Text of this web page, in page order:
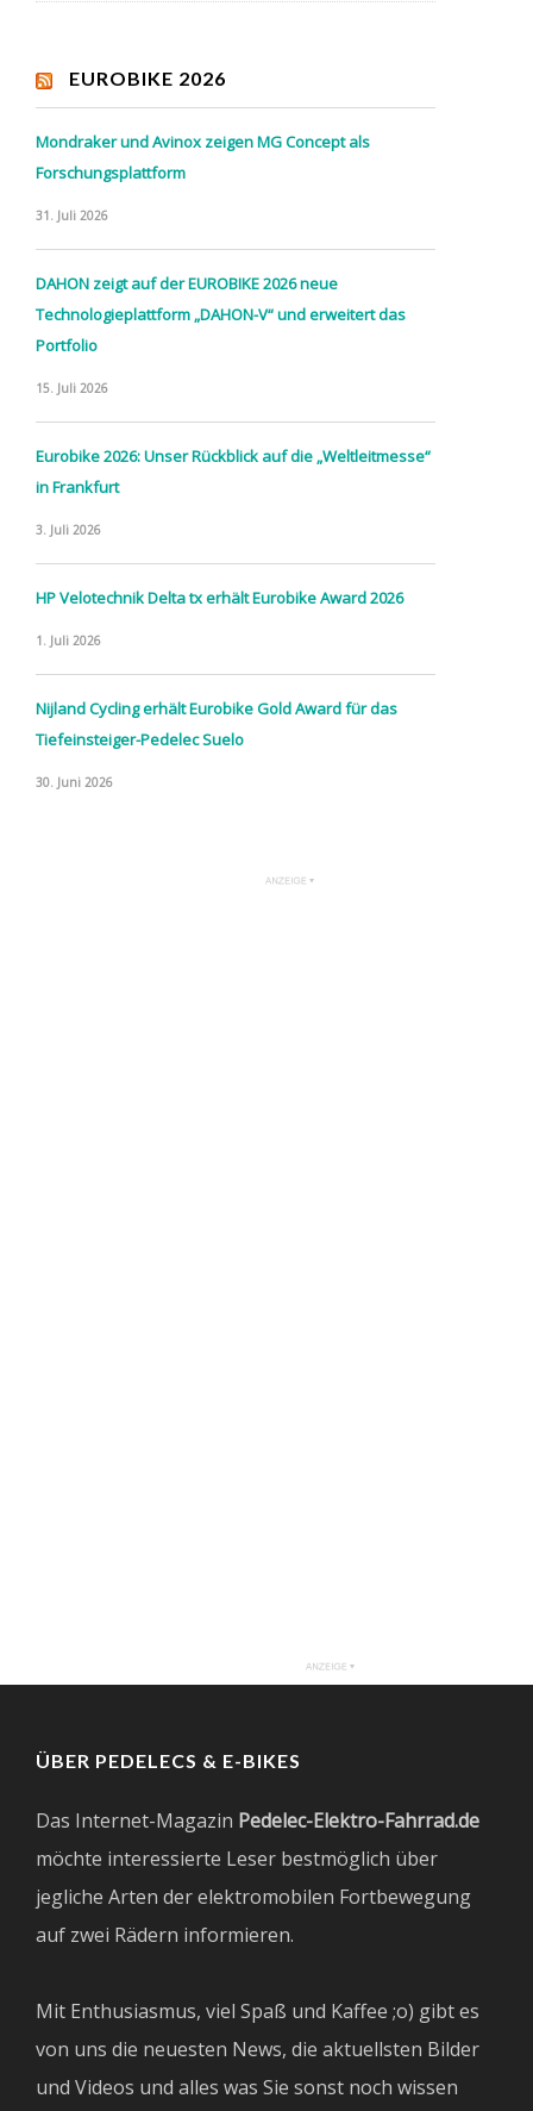
EUROBIKE 2026
Mondraker und Avinox zeigen MG Concept als
Forschungsplattform
31. Juli 2026
DAHON zeigt auf der EUROBIKE 2026 neue
Technologieplattform „DAHON-V“ und erweitert das
Portfolio
15. Juli 2026
Eurobike 2026: Unser Rückblick auf die „Weltleitmesse“
in Frankfurt
3. Juli 2026
HP Velotechnik Delta tx erhält Eurobike Award 2026
1. Juli 2026
Nijland Cycling erhält Eurobike Gold Award für das
Tiefeinsteiger-Pedelec Suelo
30. Juni 2026
ÜBER PEDELECS & E-BIKES
Das Internet-Magazin Pedelec-Elektro-Fahrrad.de
möchte interessierte Leser bestmöglich über
jegliche Arten der elektromobilen Fortbewegung
auf zwei Rädern informieren.
Mit Enthusiasmus, viel Spaß und Kaffee ;o) gibt es
von uns die neuesten News, die aktuellsten Bilder
und Videos und alles was Sie sonst noch wissen